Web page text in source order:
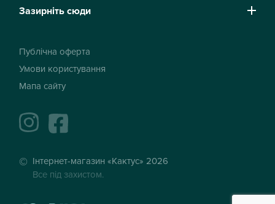
Зазирніть сюди
Публічна оферта
Умови користування
Мапа сайту
instagramfacebook
Інтернет-магазин «Кактус» 2026
Все під захистом.